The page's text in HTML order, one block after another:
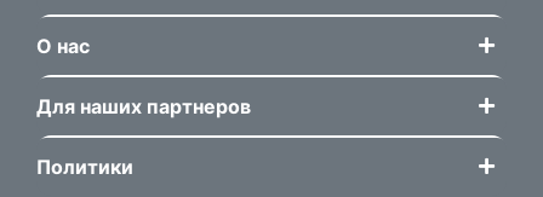
О нас
Для наших партнеров
Политики